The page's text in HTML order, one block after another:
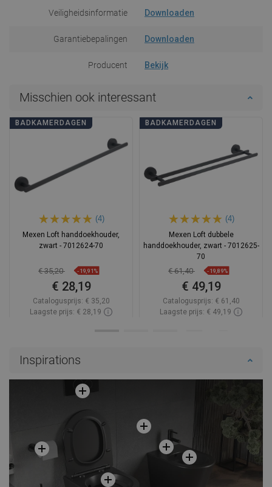
Veiligheidsinformatie Downloaden
Garantiebepalingen Downloaden
Producent Bekijk
Misschien ook interessant
BADKAMERDAGEN
(4)
Mexen Loft handdoekhouder,
zwart - 7012624-70
€ 35,20 -19,91%
€ 28,19
Catalogusprijs: € 35,20
Laagste prijs: € 28,19
BADKAMERDAGEN
(4)
Mexen Loft dubbele
handdoekhouder, zwart - 7012625-
70
€ 61,40 -19,89%
€ 49,19
Catalogusprijs: € 61,40
Laagste prijs: € 49,19
Inspirations